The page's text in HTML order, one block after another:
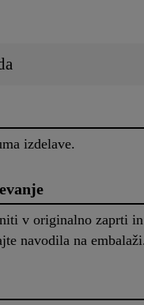
izdelave.
v originalno zaprti
navodila na embalaži.